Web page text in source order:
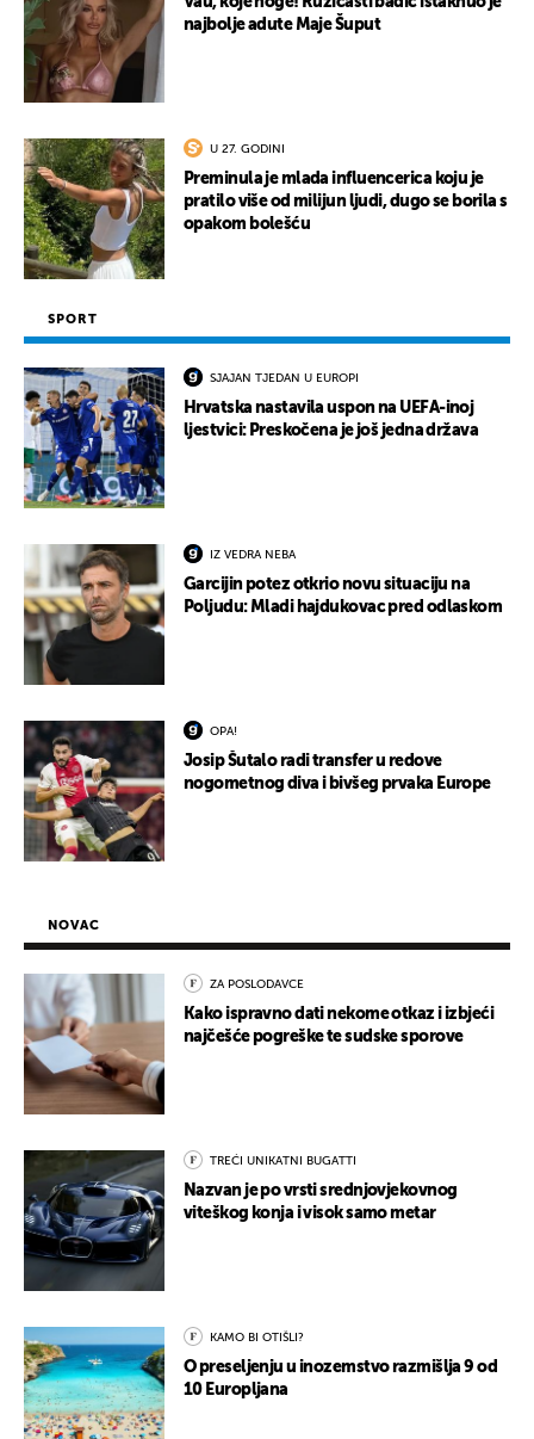
najbolje adute Maje Šuput
U 27. GODINI
Preminula je mlada influencerica koju je
pratilo više od milijun ljudi, dugo se borila s
opakom bolešću
SPORT
SJAJAN TJEDAN U EUROPI
Hrvatska nastavila uspon na UEFA-inoj
ljestvici: Preskočena je još jedna država
IZ VEDRA NEBA
Garcijin potez otkrio novu situaciju na
Poljudu: Mladi hajdukovac pred odlaskom
OPA!
Josip Šutalo radi transfer u redove
nogometnog diva i bivšeg prvaka Europe
NOVAC
ZA POSLODAVCE
Kako ispravno dati nekome otkaz i izbjeći
najčešće pogreške te sudske sporove
TREĆI UNIKATNI BUGATTI
Nazvan je po vrsti srednjovjekovnog
viteškog konja i visok samo metar
KAMO BI OTIŠLI?
O preseljenju u inozemstvo razmišlja 9 od
10 Europljana